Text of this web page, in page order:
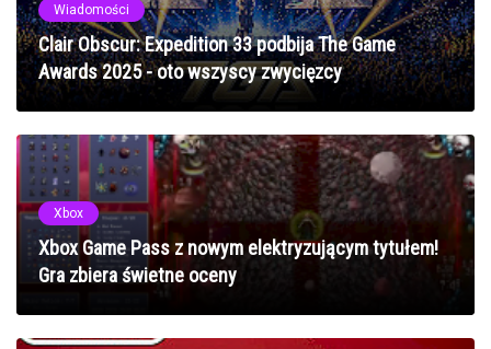
Wiadomości
Clair Obscur: Expedition 33 podbija The Game
Awards 2025 - oto wszyscy zwycięzcy
Xbox
Xbox Game Pass z nowym elektryzującym tytułem!
Gra zbiera świetne oceny